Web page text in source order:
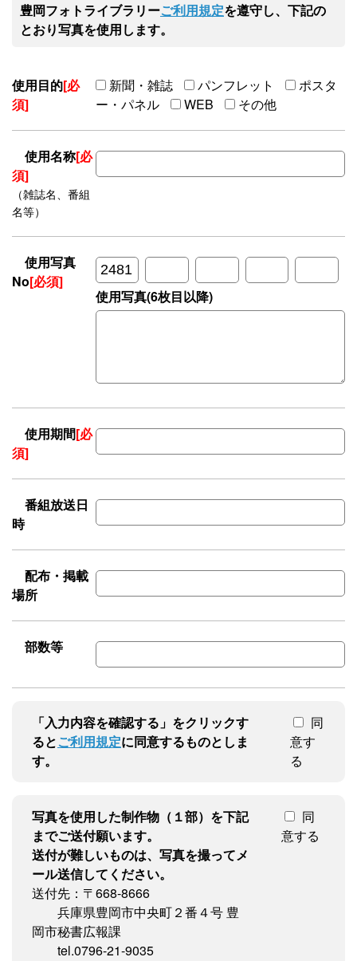
豊岡フォトライブラリーご利用規定を遵守し、下記の
とおり写真を使用します。
使用目的[必
須]
新聞・雑誌 パンフレット
ポスタ
ー・パネル
WEB その他
使用名称[必
須]
（雑誌名、番組
名等）
使用写真
No[必須]
使用写真(6枚目以降)
使用期間[必
須]
番組放送日
時
配布・掲載
場所
部数等
「入力内容を確認する」をクリックす
るとご利用規定に同意するものとしま
す。
同
意す
る
写真を使用した制作物（１部）を下記
までご送付願います。
送付が難しいものは、写真を撮ってメ
ール送信してください。
送付先：〒668-8666
兵庫県豊岡市中央町２番４号 豊
岡市秘書広報課
tel.0796-21-9035
同
意する